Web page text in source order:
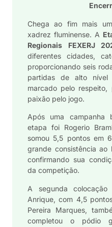
Chega ao fim mais
xadrez fluminense. A
Regionais FEXERJ
diferentes cidades,
proporcionando seis
partidas de alto
marcado pelo
paixão pelo jogo.
Após uma campanha
etapa foi Rogerio
somou 5,5 pontos em
grande consistência
confirmando sua
da competição.
A segunda
Anrique, com 4,5
Pereira Marques,
completou o pódio